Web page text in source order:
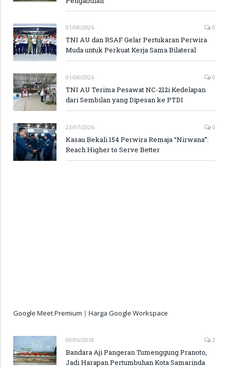
01/08/2026 0
TNI AU dan RSAF Gelar Pertukaran Perwira
Muda untuk Perkuat Kerja Sama Bilateral
01/08/2026 0
TNI AU Terima Pesawat NC-212i Kedelapan
dari Sembilan yang Dipesan ke PTDI
23/07/2026 0
Kasau Bekali 154 Perwira Remaja “Nirwana”:
Reach Higher to Serve Better
Google Meet Premium | Harga Google Workspace
09/06/2018 2
Bandara Aji Pangeran Tumenggung Pranoto,
Jadi Harapan Pertumbuhan Kota Samarinda